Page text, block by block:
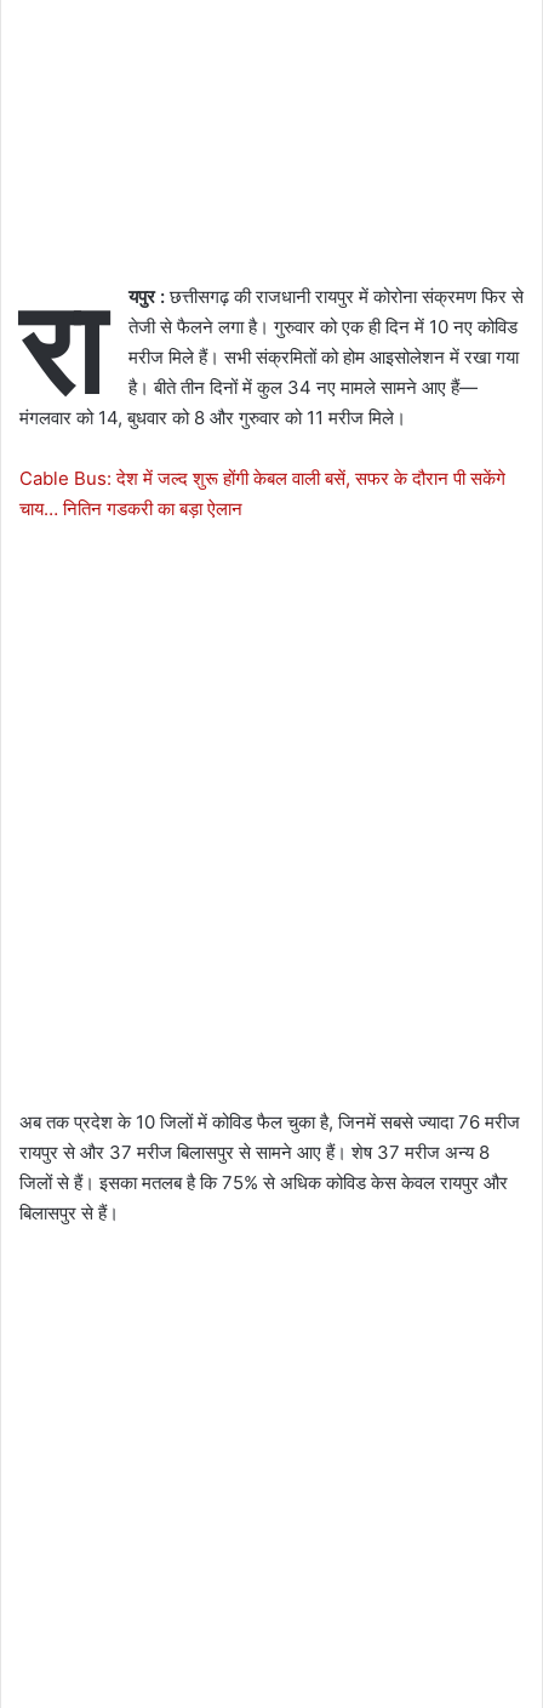
रा यपुर :छत्तीसगढ़ की राजधानी रायपुर में कोरोना संक्रमण फिर से
तेजी से फैलने लगा है। गुरुवार को एक ही दिन में 10 नए कोविड
मरीज मिले हैं। सभी संक्रमितों को होम आइसोलेशन में रखा गया
है। बीते तीन दिनों में कुल 34 नए मामले सामने आए हैं—
मंगलवार को 14, बुधवार को 8 और गुरुवार को 11 मरीज मिले।
Cable Bus: देश में जल्द शुरू होंगी केबल वाली बसें, सफर के दौरान पी सकेंगे
चाय… नितिन गडकरी का बड़ा ऐलान
अब तक प्रदेश के 10 जिलों में कोविड फैल चुका है, जिनमें सबसे ज्यादा 76 मरीज
रायपुर से और 37 मरीज बिलासपुर से सामने आए हैं। शेष 37 मरीज अन्य 8
जिलों से हैं। इसका मतलब है कि 75% से अधिक कोविड केस केवल रायपुर और
बिलासपुर से हैं।